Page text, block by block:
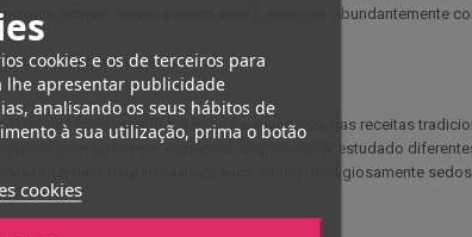
cookies e os de terceiros para
lhe apresentar publicidade
analisando os seus hábitos de
à sua utilização, prima o botão
cookies
activos suaves podem atuar), enxaguar abundantemente
durante cerca de 30 minutos.
monoï, combinando a frescura e a subtileza das receitas
ele queria oferecer ao mundo. Depois de ter estudado
obter uma fragrância única e um monoï prodigiosamente